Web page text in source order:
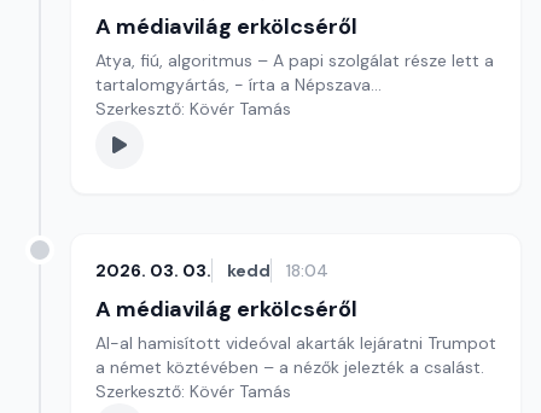
A médiavilág erkölcséről
Atya, fiú, algoritmus – A papi szolgálat része lett a
tartalomgyártás, - írta a Népszava...
Szerkesztő: Kövér Tamás
2026. 03. 03. kedd 18:04
A médiavilág erkölcséről
AI-al hamisított videóval akarták lejáratni Trumpot
a német köztévében – a nézők jelezték a csalást.
Szerkesztő: Kövér Tamás